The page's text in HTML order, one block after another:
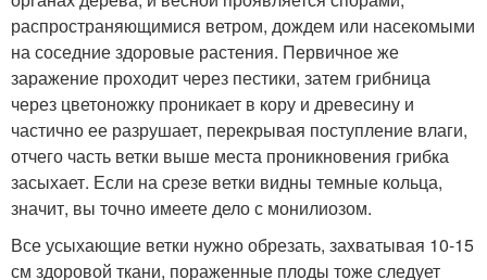
распространяющимися ветром, дождем или насекомыми
на соседние здоровые растения. Первичное же
заражение проходит через пестики, затем грибница
через цветоножку проникает в кору и древесину и
частично ее разрушает, перекрывая поступление влаги,
отчего часть ветки выше места проникновения грибка
засыхает. Если на срезе ветки видны темные кольца,
значит, вы точно имеете дело с монилиозом.
Все усыхающие ветки нужно обрезать, захватывая 10-15
см здоровой ткани, пораженные плоды тоже следует